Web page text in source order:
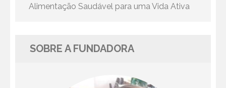
Alimentação Saudável para uma Vida Ativa
SOBRE A FUNDADORA